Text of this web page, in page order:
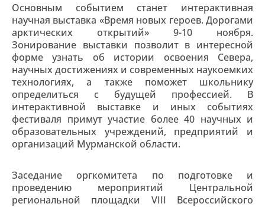
Основным событием станет интерактивная
научная выставка «Время новых героев. Дорогами
арктических открытий» 9-10 ноября.
Зонирование выставки позволит в интересной
форме узнать об истории освоения Севера,
научных достижениях и современных наукоемких
технологиях, а также поможет школьнику
определиться с будущей профессией. В
интерактивной выставке и иных событиях
фестиваля примут участие более 40 научных и
образовательных учреждений, предприятий и
организаций Мурманской области.
Заседание оргкомитета по подготовке и
проведению мероприятий Центральной
региональной площадки VIII Всероссийского